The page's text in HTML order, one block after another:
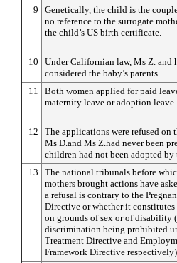
9
Genetically, the child is the
no reference to the surrogate
the child’s US birth certificate.
10
Under Californian law, Ms Z. and
considered the baby’s parents.
11
Both women applied for paid
maternity leave or adoption leave.
12
The applications were refused on
Ms D.and Ms Z.had never been
children had not been adopted by
13
The national tribunals before
mothers brought actions have
a refusal is contrary to the
Directive or whether it
on grounds of sex or of disability
discrimination being prohibited
Treatment Directive and
Framework Directive respectively).